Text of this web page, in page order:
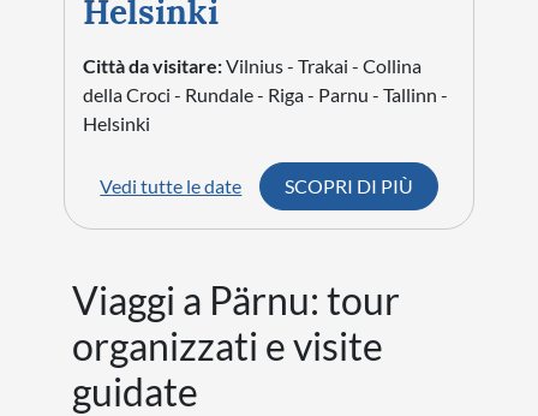
Helsinki
Città da visitare:Vilnius - Trakai - Collina
della Croci - Rundale - Riga - Parnu - Tallinn -
Helsinki
Vedi tutte le date SCOPRI DI PIÙ
Viaggi a Pärnu: tour
organizzati e visite
guidate